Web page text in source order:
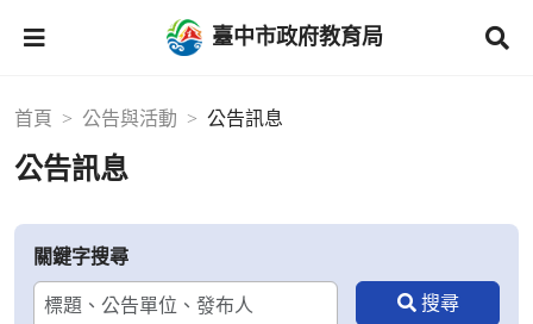
臺中市政府教育局
首頁 公告與活動 公告訊息
公告訊息
關鍵字搜尋